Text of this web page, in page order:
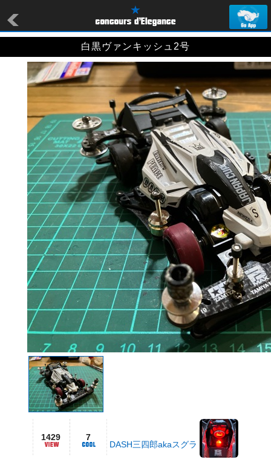
白黒ヴァンキッシュ2号
1429 7
DASH三四郎akaスグラ